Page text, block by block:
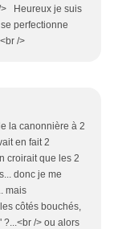
> Heureux je suis
perfectionne
/>
la canonnière à 2
en fait 2
croirait que les 2
donc je me
mais
côtés bouchés,
?...<br /> ou alors